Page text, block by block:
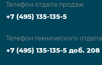
Телефон отдела продаж
+7 (495) 135-135-5
Телефон технического отдела
+7 (495) 135-135-5 доб. 208